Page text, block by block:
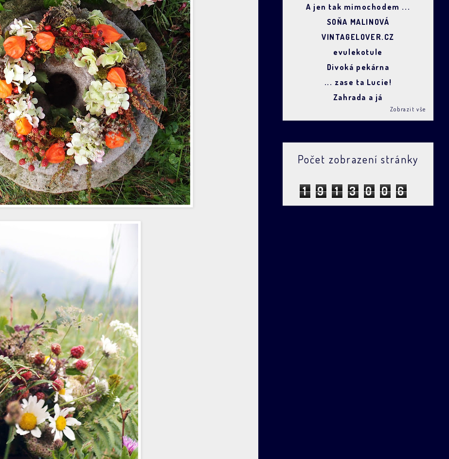
A jen tak mimochodem ...
SOŇA MALINOVÁ
VINTAGELOVER.CZ
evulekotule
Divoká pekárna
... zase ta Lucie!
Zahrada a já
Zobrazit vše
Počet zobrazení stránky
1 9 1 3 0 0 6